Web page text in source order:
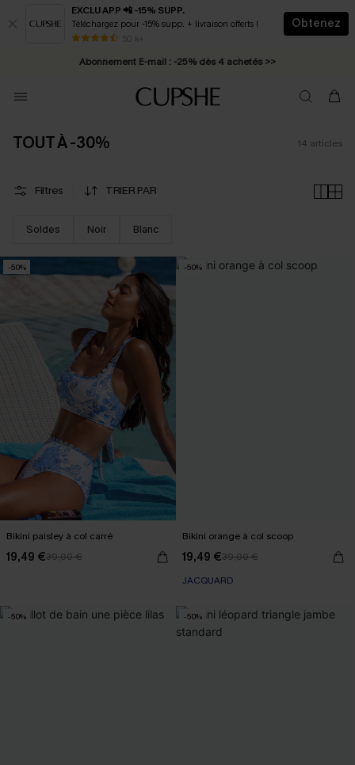
EXCLU APP 📲 -15% SUPP.
Téléchargez pour -15% supp. + livraison offerts !
50 k+
Obtenez
* Livraison éclair 2-3 jours ouvrés >>
Abonnement E-mail : -25% dès 4 achetés >>
TOUT À -30% 14 articles
Filtres TRIER PAR
Soldes Noir Blanc
-50%
Bikini paisley à col carré
19,49 €39,00 €
-50%
Bikini orange à col scoop
19,49 €39,00 €
JACQUARD
-50% -50%